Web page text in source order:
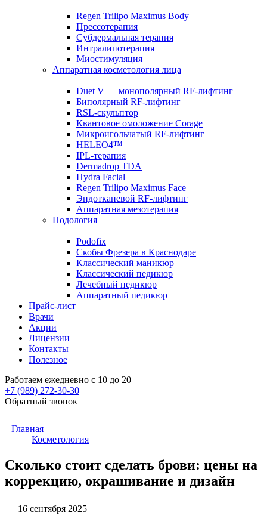
Regen Trilipo Maximus Body
Прессотерапия
Субдермальная терапия
Интралипотерапия
Миостимуляция
Аппаратная косметология лица
Duet V — монополярный RF-лифтинг
Биполярный RF-лифтинг
RSL-скульптор
Квантовое омоложение Corage
Микроигольчатый RF-лифтинг
HELEO4™
IPL-терапия
Dermadrop TDA
Hydra Facial
Regen Trilipo Maximus Face
Эндотканевой RF-лифтинг
Аппаратная мезотерапия
Подология
Podofix
Скобы Фрезера в Краснодаре
Классический маникюр
Классический педикюр
Лечебный педикюр
Аппаратный педикюр
Прайс-лист
Врачи
Акции
Лицензии
Контакты
Полезное
Работаем ежедневно с 10 до 20
+7 (989) 272-30-30
Обратный звонок
Главная
Косметология
Сколько стоит сделать брови: цены на
коррекцию, окрашивание и дизайн
16 сентября 2025